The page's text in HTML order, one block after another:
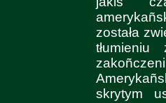
została
skrytym